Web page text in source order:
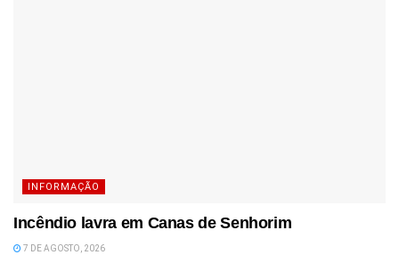
INFORMAÇÃO
Incêndio lavra em Canas de Senhorim
7 DE AGOSTO, 2026